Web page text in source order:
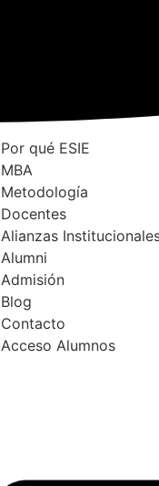
Por qué ESIE
MBA
Metodología
Docentes
Alianzas
Alumni
Admisión
Blog
Contacto
Acceso Alumnos